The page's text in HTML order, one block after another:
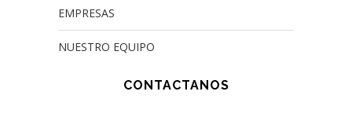
EMPRESAS
NUESTRO EQUIPO
CONTACTANOS